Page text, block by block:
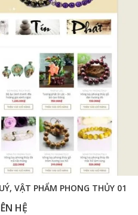
VẬT PHẨM PHONG THỦY 01
HỆ